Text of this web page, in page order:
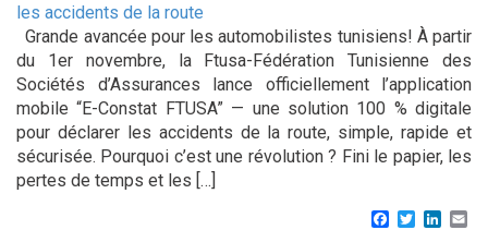
les accidents de la route
Grande avancée pour les automobilistes tunisiens! À partir
du 1er novembre, la Ftusa-Fédération Tunisienne des
Sociétés d’Assurances lance officiellement l’application
mobile “E-Constat FTUSA” — une solution 100 % digitale
pour déclarer les accidents de la route, simple, rapide et
sécurisée. Pourquoi c’est une révolution ? Fini le papier, les
pertes de temps et les […]
Facebook
Twitter